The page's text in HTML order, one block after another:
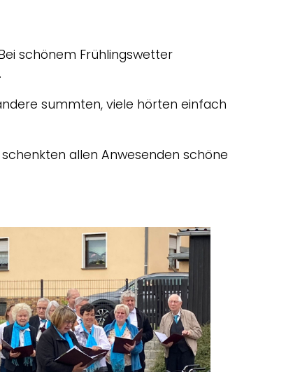
schönem Frühlingswetter
summten, viele hörten einfach
allen Anwesenden schöne